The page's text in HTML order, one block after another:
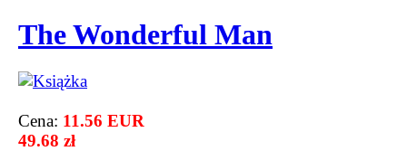
The Wonderful Man
Cena: 11.56 EUR
49.68 zł